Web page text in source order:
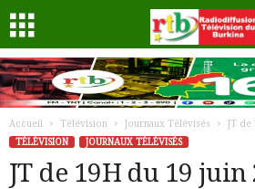
Accueil Télévision Journaux Télévisés
JT de
TÉLÉVISION
JOURNAUX TÉLÉVISÉS
JT de 19H du 19 juin